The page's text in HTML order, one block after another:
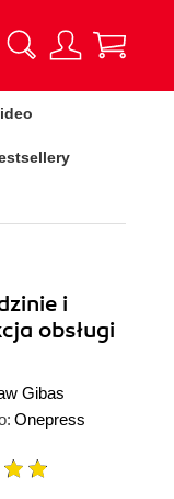
i
obsługi
Gibas
Onepress